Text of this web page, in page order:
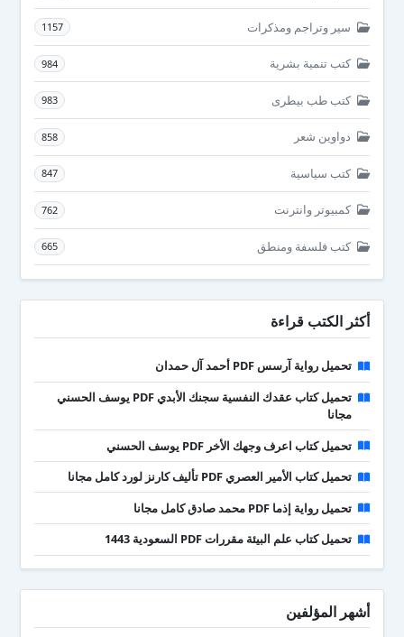
سير وتراجم ومذكرات 1157
كتب تنمية بشرية 984
كتب طب بيطرى 983
دواوين شعر 858
كتب سياسية 847
كمبيوتر وانترنت 762
كتب فلسفة ومنطق 665
أكثر الكتب قراءة
تحميل رواية آرسس PDF أحمد آل حمدان
تحميل كتاب عقدك النفسية سجنك الأبدي PDF يوسف الحسني
مجانا
تحميل كتاب اعرف وجهك الأخر PDF يوسف الحسني
تحميل كتاب الأمير العصري PDF تأليف كارنز لورد كامل مجانا
تحميل رواية إذما PDF محمد صادق كامل مجانا
تحميل كتاب علم البيئة مقررات PDF السعودية 1443
أشهر المؤلفين